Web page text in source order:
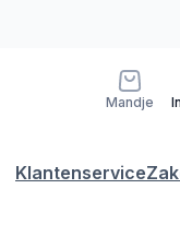
Mandje
Klantenservice